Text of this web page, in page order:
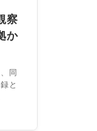
察
か
同
と